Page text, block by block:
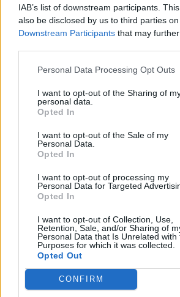
IAB’s list of downstream participants.
also be disclosed by us to third parties
Downstream Participants that may
Personal Data Processing Opt Outs
I want to opt-out of the Sharing of
personal data.
Opted In
I want to opt-out of the Sale of my
Personal Data.
Opted In
I want to opt-out of processing my
Personal Data for Targeted
Opted In
I want to opt-out of Collection, Use,
Retention, Sale, and/or Sharing of
Personal Data that Is Unrelated with
Purposes for which it was collected.
Opted Out
CONFIRM
26.06.2026
Life
Πού να μην
κολυμπήσεις στην
Αττική: Οι 29
ακατάλληλες παραλίες
25.06.2026